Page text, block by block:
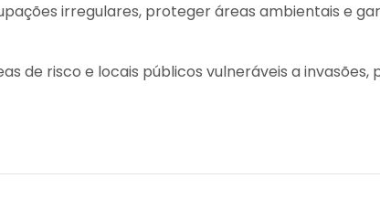
irregulares, proteger áreas ambientais e
de risco e locais públicos vulneráveis a invasões,